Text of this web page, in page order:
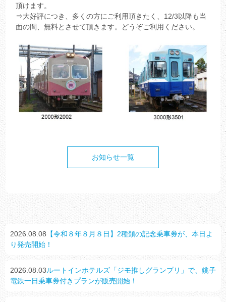
頂けます。
⇒大好評につき、多くの方にご利用頂きたく、12/3以降も当
面の間、無料とさせて頂きます。どうぞご利用ください。
お知らせ一覧
2026.08.08 【令和８年８月８日】2種類の記念乗車券が、本日よ
り発売開始！
2026.08.03ルートインホテルズ「ジモ推しグランプリ」で、銚子
電鉄一日乗車券付きプランが販売開始！